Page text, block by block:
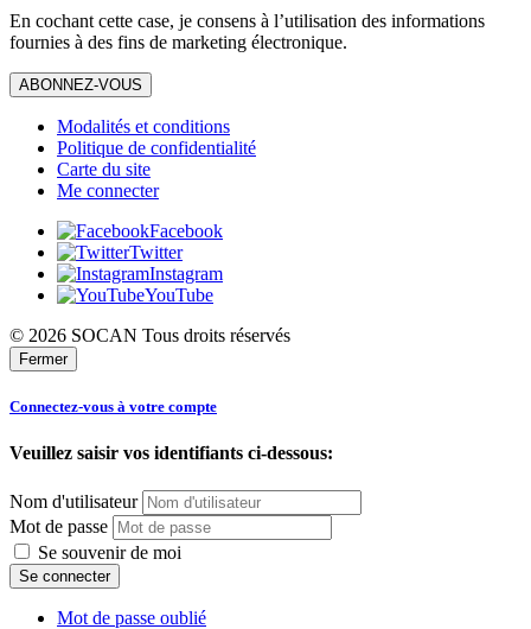
En cochant cette case, je consens à l’utilisation des informations
fournies à des fins de marketing électronique.
ABONNEZ-VOUS
Modalités et conditions
Politique de confidentialité
Carte du site
Me connecter
Facebook
Twitter
Instagram
YouTube
© 2026 SOCAN Tous droits réservés
Fermer
Connectez-vous à votre compte
Veuillez saisir vos identifiants ci-dessous:
Nom d'utilisateur
Mot de passe
Se souvenir de moi
Mot de passe oublié